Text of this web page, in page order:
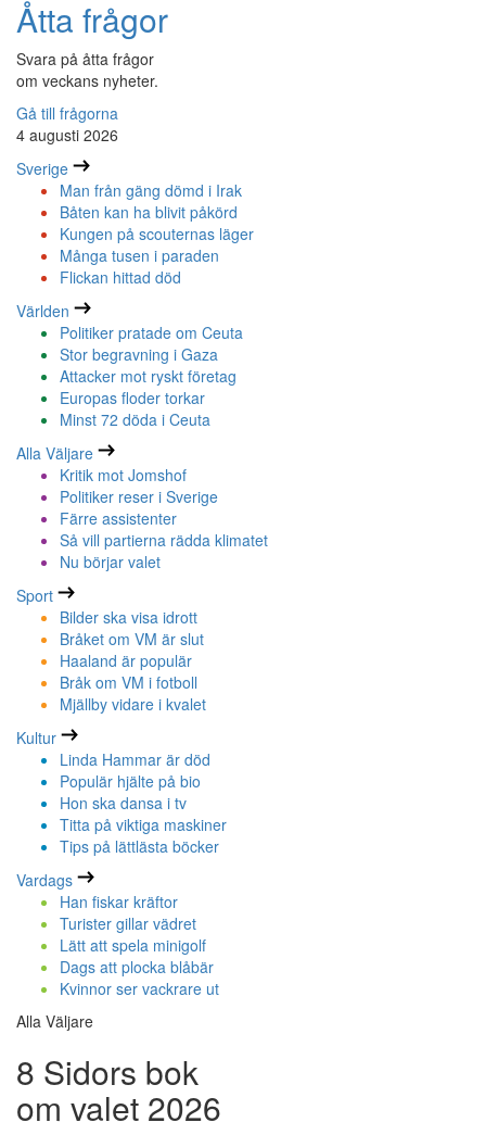
Åtta frågor
Svara på åtta frågor
om veckans nyheter.
Gå till frågorna
4 augusti 2026
Sverige
Man från gäng dömd i Irak
Båten kan ha blivit påkörd
Kungen på scouternas läger
Många tusen i paraden
Flickan hittad död
Världen
Politiker pratade om Ceuta
Stor begravning i Gaza
Attacker mot ryskt företag
Europas floder torkar
Minst 72 döda i Ceuta
Alla Väljare
Kritik mot Jomshof
Politiker reser i Sverige
Färre assistenter
Så vill partierna rädda klimatet
Nu börjar valet
Sport
Bilder ska visa idrott
Bråket om VM är slut
Haaland är populär
Bråk om VM i fotboll
Mjällby vidare i kvalet
Kultur
Linda Hammar är död
Populär hjälte på bio
Hon ska dansa i tv
Titta på viktiga maskiner
Tips på lättlästa böcker
Vardags
Han fiskar kräftor
Turister gillar vädret
Lätt att spela minigolf
Dags att plocka blåbär
Kvinnor ser vackrare ut
Alla Väljare
8 Sidors bok
om valet 2026